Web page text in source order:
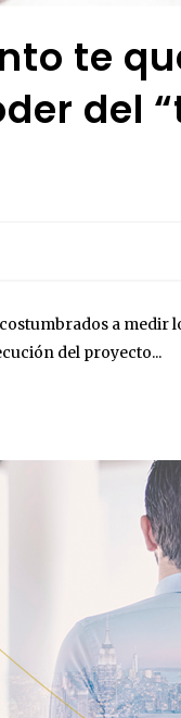
te
del
a medir
del proyecto...